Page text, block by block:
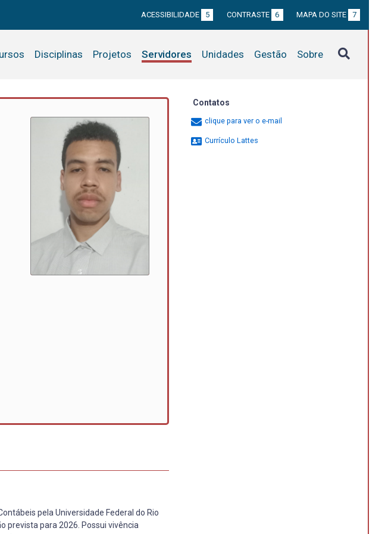
ACESSIBILIDADE 5 CONTRASTE 6 MAPA DO SITE 7
Disciplinas Projetos Servidores Unidades Gestão Sobre
pela Universidade Federal do Rio
prevista para 2026. Possui vivência
Contatos
clique para ver o e-mail
Currículo Lattes